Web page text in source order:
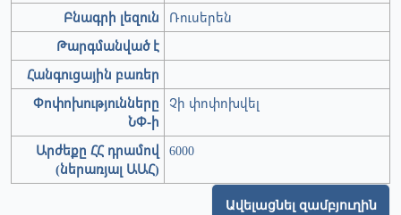
Բնագրի լեզուն
Ռուսերեն
Թարգմանված է
Հանգուցային բառեր
Փոփոխությունները
ՆՓ-ի
Չի փոփոխվել
Արժեքը ՀՀ դրամով
(ներառյալ ԱԱՀ)
6000
Ավելացնել զամբյուղին